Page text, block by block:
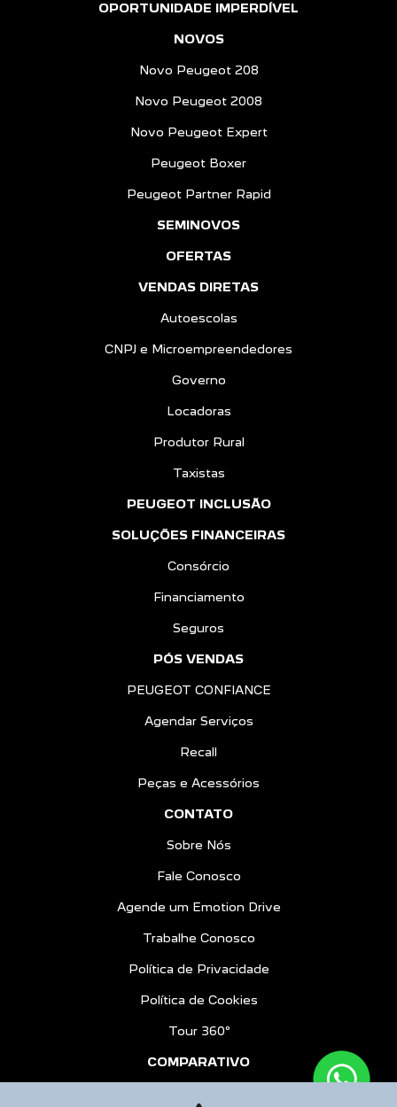
OPORTUNIDADE IMPERDÍVEL
NOVOS
Novo Peugeot 208
Novo Peugeot 2008
Novo Peugeot Expert
Peugeot Boxer
Peugeot Partner Rapid
SEMINOVOS
OFERTAS
VENDAS DIRETAS
Autoescolas
CNPJ e Microempreendedores
Governo
Locadoras
Produtor Rural
Taxistas
PEUGEOT INCLUSÃO
SOLUÇÕES FINANCEIRAS
Consórcio
Financiamento
Seguros
PÓS VENDAS
PEUGEOT CONFIANCE
Agendar Serviços
Recall
Peças e Acessórios
CONTATO
Sobre Nós
Fale Conosco
Agende um Emotion Drive
Trabalhe Conosco
Política de Privacidade
Política de Cookies
Tour 360º
COMPARATIVO